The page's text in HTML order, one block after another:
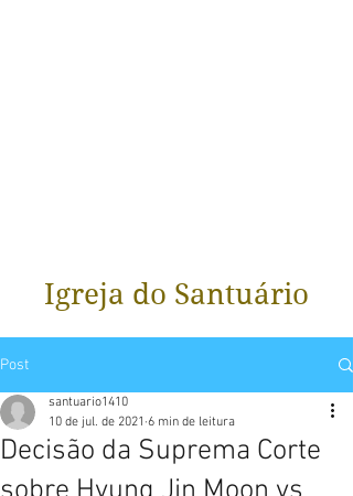
Igreja do Santuário
Post
Decisão da Suprema Corte
santuario1410
10 de jul. de 2021 6 min de leitura